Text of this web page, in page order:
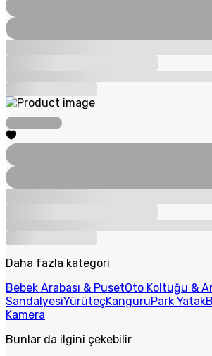
Daha fazla kategori
Bebek Arabası & PusetOto Koltuğu &
SandalyesiYürüteçKanguruPark Yatak
Kamera
Bunlar da ilgini çekebilir